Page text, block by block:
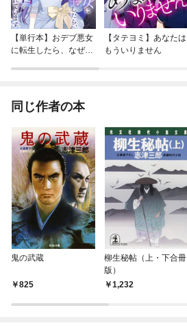
【単行本】おデブ悪女
に転生したら、なぜか
【タテヨミ】あなたは
もういりません
同じ作者の本
鬼の武蔵
825
柳生秘帖（上・下合冊
版）
1,232